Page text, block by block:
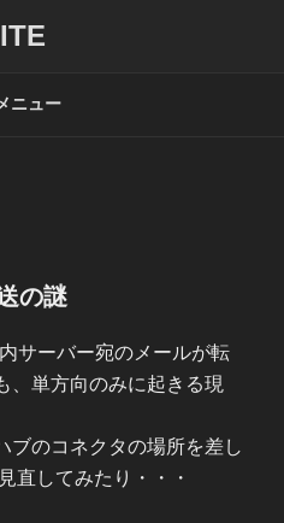
ニュー
の謎
サーバー宛のメールが転
、単方向のみに起きる現
ブのコネクタの場所を差し
直してみたり・・・